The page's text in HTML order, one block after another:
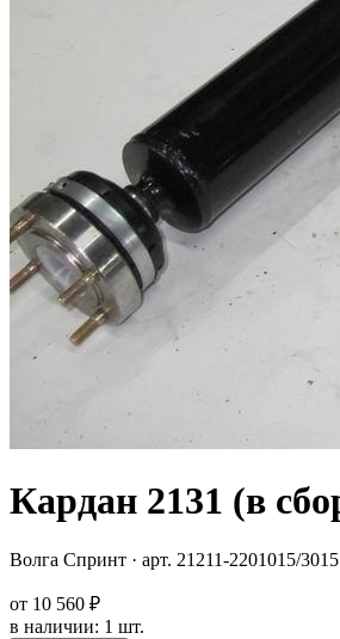
Кардан 2131 (в
Волга Спринт · арт. 21211-2201015/3015
от 10 560 ₽
в наличии: 1 шт.